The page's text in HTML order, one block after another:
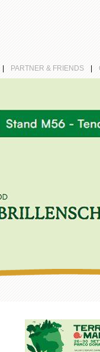
PARTNER & FRIENDS